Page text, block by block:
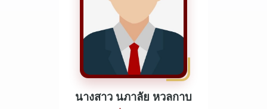
นางสาว นภาลัย หวลกาบ